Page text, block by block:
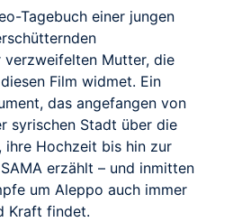
Tagebuch einer jungen
verzweifelten Mutter, die
Film widmet. Ein
das angefangen von
syrischen Stadt über die
ihre Hochzeit bis hin zur
erzählt – und inmitten
um Aleppo auch immer
Kraft findet.